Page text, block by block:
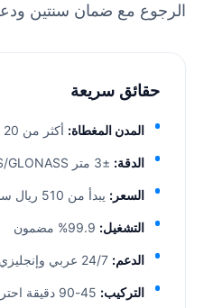
الرجوع مع ضمان سنتين
حقائق سريعة
المدن المغطاة: أكثر من 20 مدينة سعودية
الدقة: ±3 متر GPS/GLONASS
السعر: يبدأ من 510 ريال سنوياً
التشغيل:
الدعم:
التركيب: